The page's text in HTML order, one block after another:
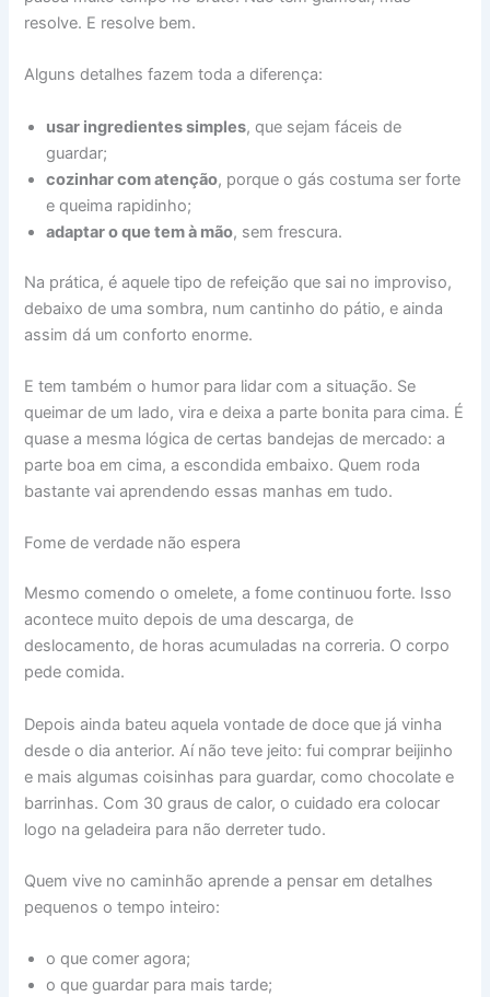
resolve. E resolve bem.
Alguns detalhes fazem toda a diferença:
usar ingredientes simples, que sejam fáceis de
guardar;
cozinhar com atenção, porque o gás costuma ser forte
e queima rapidinho;
adaptar o que tem à mão, sem frescura.
Na prática, é aquele tipo de refeição que sai no improviso,
debaixo de uma sombra, num cantinho do pátio, e ainda
assim dá um conforto enorme.
E tem também o humor para lidar com a situação. Se
queimar de um lado, vira e deixa a parte bonita para cima. É
quase a mesma lógica de certas bandejas de mercado: a
parte boa em cima, a escondida embaixo. Quem roda
bastante vai aprendendo essas manhas em tudo.
Fome de verdade não espera
Mesmo comendo o omelete, a fome continuou forte. Isso
acontece muito depois de uma descarga, de
deslocamento, de horas acumuladas na correria. O corpo
pede comida.
Depois ainda bateu aquela vontade de doce que já vinha
desde o dia anterior. Aí não teve jeito: fui comprar beijinho
e mais algumas coisinhas para guardar, como chocolate e
barrinhas. Com 30 graus de calor, o cuidado era colocar
logo na geladeira para não derreter tudo.
Quem vive no caminhão aprende a pensar em detalhes
pequenos o tempo inteiro:
o que comer agora;
o que guardar para mais tarde;